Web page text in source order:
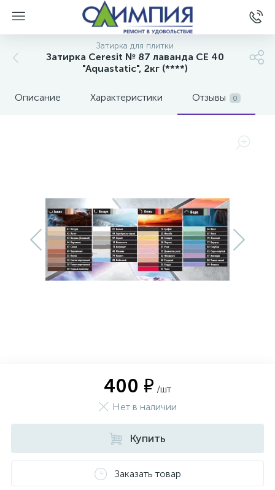
Затирка для плитки
Затирка Ceresit № 87 лаванда CE 40
"Aquastatic", 2кг (****)
Описание Характеристики Отзывы 0
400 ₽ /шт
Нет в наличии
Купить
Заказать товар